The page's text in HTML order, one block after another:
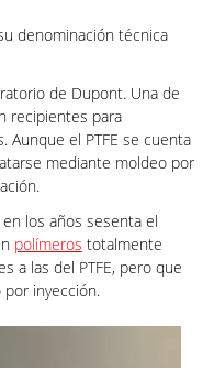
denominación técnica
de Dupont. Una de
recipientes para
Aunque el PTFE se cuenta
mediante moldeo por
los años sesenta el
polímeros totalmente
a las del PTFE, pero que
inyección.